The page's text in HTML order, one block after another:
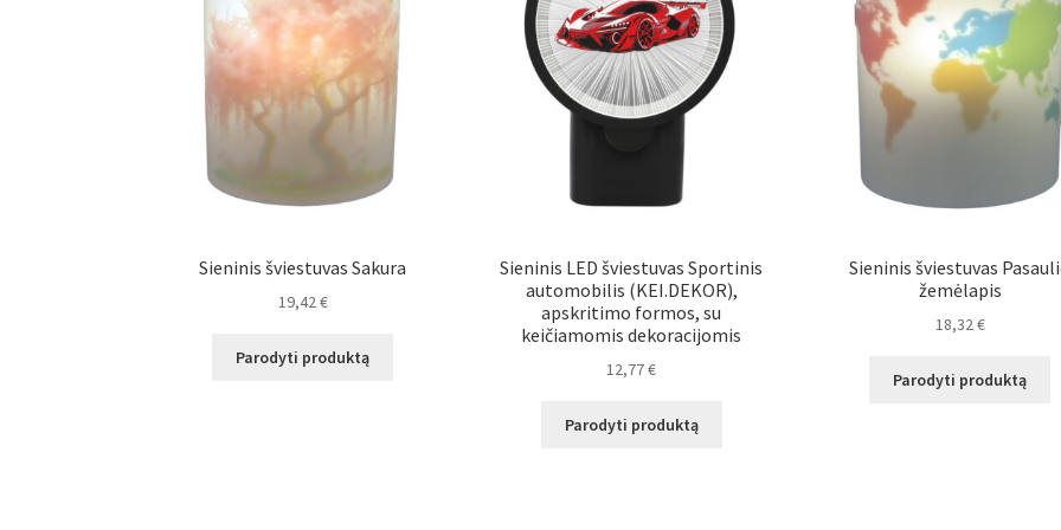
Sieninis šviestuvas Sakura
19,42€
Parodyti produktą
Sieninis LED šviestuvas Sportinis
automobilis (KEI.DEKOR),
apskritimo formos, su
keičiamomis dekoracijomis
12,77€
Parodyti produktą
Sieninis šviestuvas
žemėlapis
18,32€
Parodyti produktą